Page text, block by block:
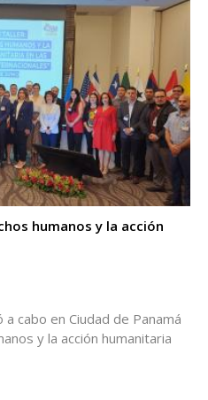
humanos y la acción
cabo en Ciudad de Panamá
y la acción humanitaria